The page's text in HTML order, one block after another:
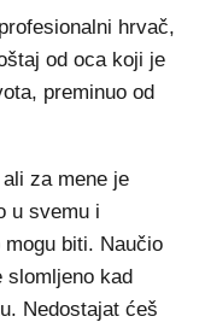
hrvač,
od oca koji je
preminuo od
za mene je
u svemu i
biti. Naučio
slomljeno kad
Nedostajat ćeš